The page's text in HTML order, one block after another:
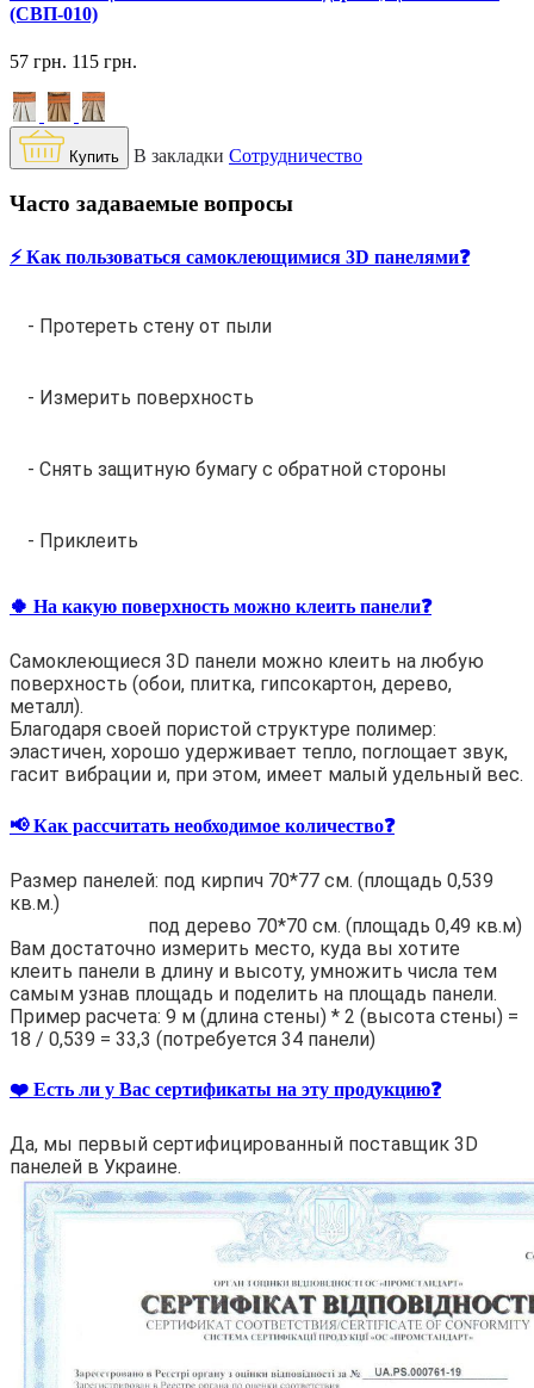
(СВП-010)
57 грн. 115 грн.
Купить В закладки Сотрудничество
Часто задаваемые вопросы
⚡️ Как пользоваться самоклеющимися 3D панелями❓
- Протереть стену от пыли
- Измерить поверхность
- Снять защитную бумагу с обратной стороны
- Приклеить
🍀 На какую поверхность можно клеить панели❓
Самоклеющиеся 3D панели можно клеить на любую
поверхность (обои, плитка, гипсокартон, дерево,
металл).
Благодаря своей пористой структуре полимер:
эластичен, хорошо удерживает тепло, поглощает звук,
гасит вибрации и, при этом, имеет малый удельный вес.
📢 Как рассчитать необходимое количество❓
Размер панелей: под кирпич 70*77 см. (площадь 0,539
кв.м.)
под дерево 70*70 см. (площадь 0,49 кв.м)
Вам достаточно измерить место, куда вы хотите
клеить панели в длину и высоту, умножить числа тем
самым узнав площадь и поделить на площадь панели.
Пример расчета: 9 м (длина стены) * 2 (высота стены) =
18 / 0,539 = 33,3 (потребуется 34 панели)
❤️ Есть ли у Вас сертификаты на эту продукцию❓
Да, мы первый сертифицированный поставщик 3D
панелей в Украине.